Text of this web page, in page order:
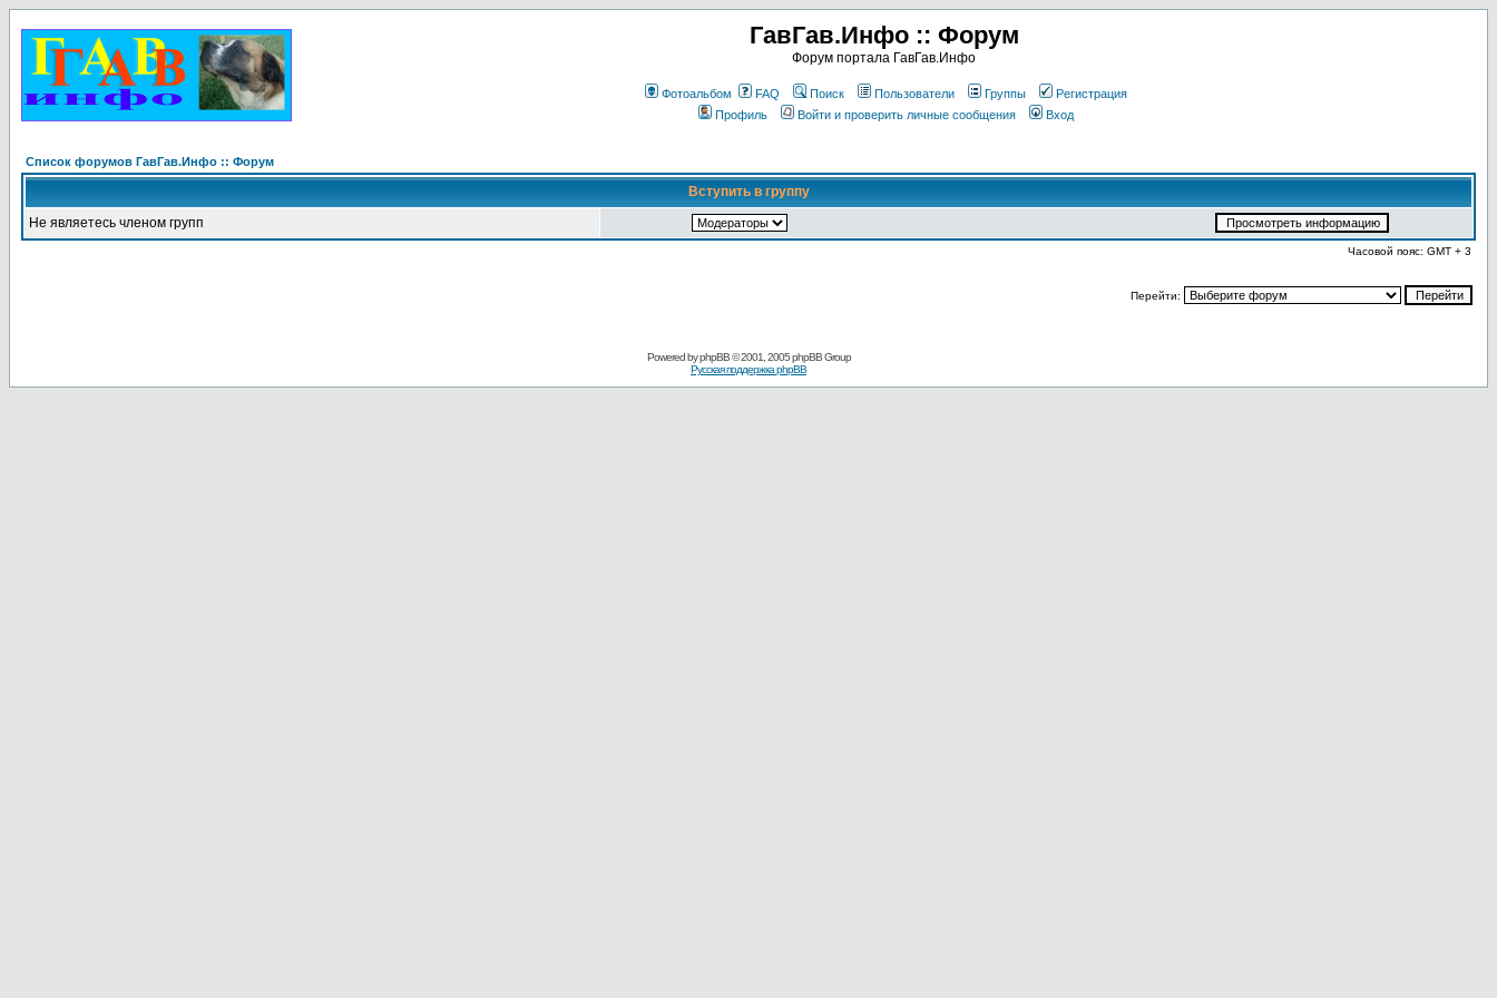
ГавГав.Инфо :: Форум
Форум портала ГавГав.Инфо
Фотоальбом FAQ Поиск Пользователи Группы
Регистрация
Профиль
Войти и проверить личные сообщения Вход
Список форумов ГавГав.Инфо :: Форум
Вступить в группу
Не являетесь членом групп
Часовой пояс: GMT + 3
Перейти:
Powered byphpBB© 2001, 2005 phpBB Group
Русская поддержка phpBB